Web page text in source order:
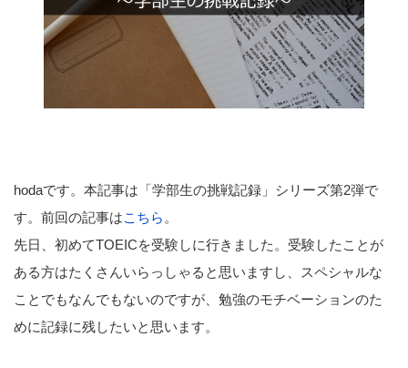
hodaです。本記事は「学部生の挑戦記録」シリーズ第2弾で
す。前回の記事はこちら 。
先日、初めてTOEICを受験しに行きました。受験したことが
ある方はたくさんいらっしゃると思いますし、スペシャルな
ことでもなんでもないのですが、勉強のモチベーションのた
めに記録に残したいと思います。